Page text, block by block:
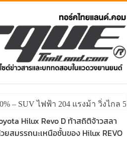
– SUV ไฟฟ้า 204 แรงม้า วิ่งไกล
Hilux Revo D ท้าสถิติจ้าวสลา
ยสมรรถนะเหนือชั้นของ Hilux REVO